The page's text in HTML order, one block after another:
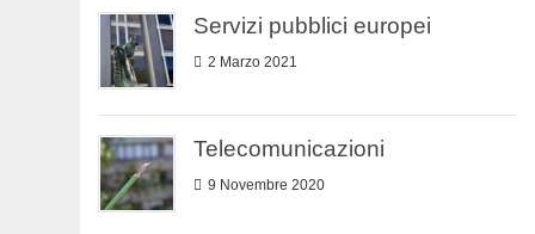
Servizi pubblici europei
2 Marzo 2021
Telecomunicazioni
9 Novembre 2020